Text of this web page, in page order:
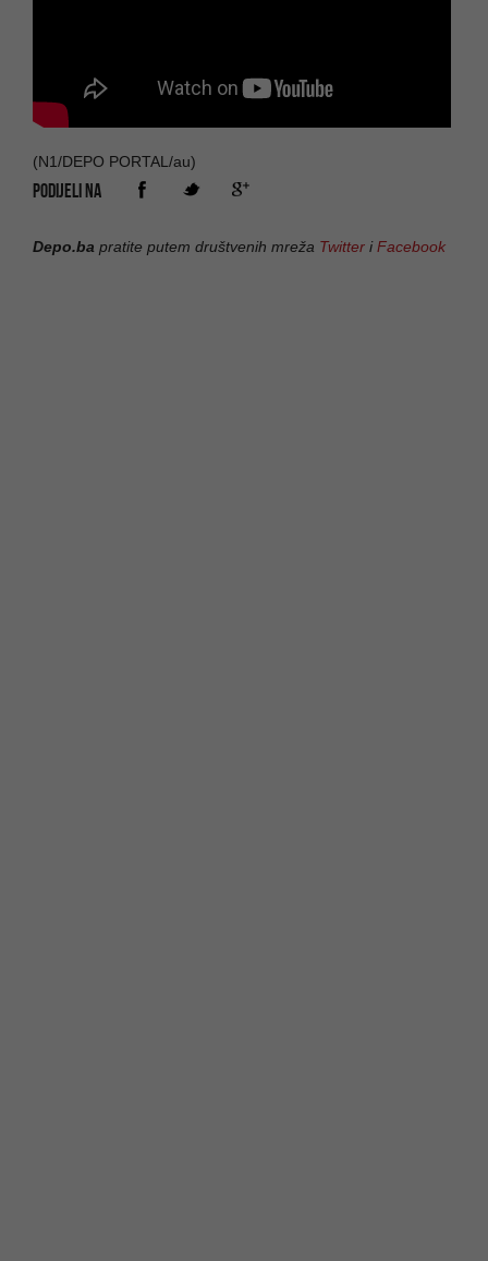
(N1/DEPO PORTAL/au)
PODIJELI NA
Depo.ba pratite putem društvenih mreža Twitter iFacebook